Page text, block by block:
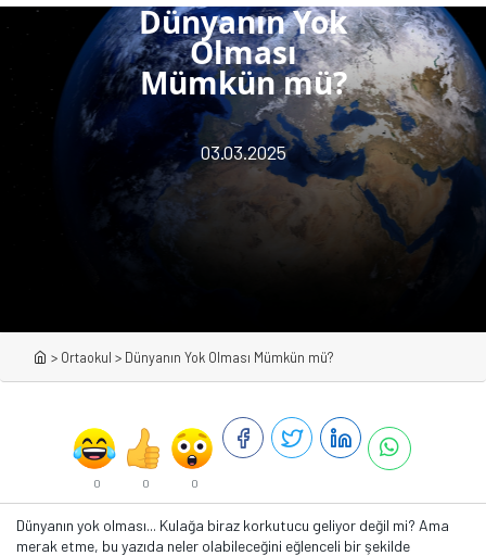
Dünyanın Yok
Olması
Mümkün mü?
03.03.2025
> Ortaokul > Dünyanın Yok Olması Mümkün mü?
0 0 0
Dünyanın yok olması... Kulağa biraz korkutucu geliyor değil mi? Ama
merak etme, bu yazıda neler olabileceğini eğlenceli bir şekilde